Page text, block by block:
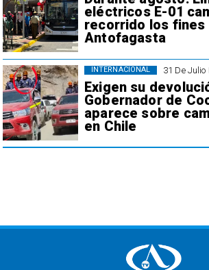
eléctricos E-01
recorrido los fines
Antofagasta
31 De Julio
Exigen su
Gobernador de
aparece sobre
en Chile
INTERNACIONAL